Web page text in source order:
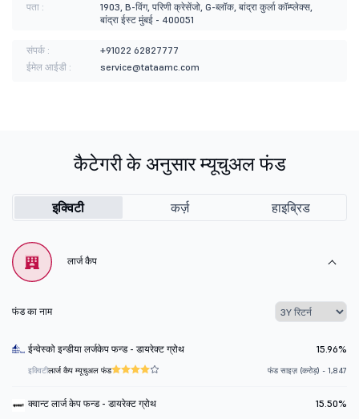
पता :
1903, B-विंग, परिणी क्रेसेंजो, G-ब्लॉक, बांद्रा कुर्ला कॉम्प्लेक्स,
बांद्रा ईस्ट मुंबई - 400051
संपर्क :
+91022 62827777
ईमेल आईडी :
service@tataamc.com
कैटेगरी के अनुसार म्यूचुअल फंड
इक्विटी कर्ज़ हाइब्रिड
लार्ज कैप
फंड का नाम
ईन्वेस्को इन्डीया लर्जकेप फन्ड - डायरेक्ट ग्रोथ 15.96%
इक्विटीलार्ज कैप म्यूचुअल फंड फंड साइज़ (करोड़) - 1,847
क्वान्ट लार्ज केप फन्ड - डायरेक्ट ग्रोथ 15.50%